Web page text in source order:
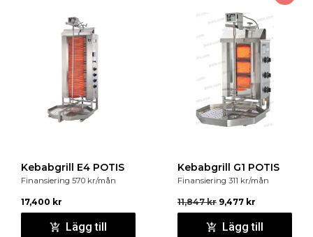
Kebabgrill E4 POTIS
Finansiering 570 kr/mån
17,400 kr
Lägg till
Kebabgrill G1 POTIS
Finansiering 311 kr/mån
11,847kr 9,477 kr
Lägg till